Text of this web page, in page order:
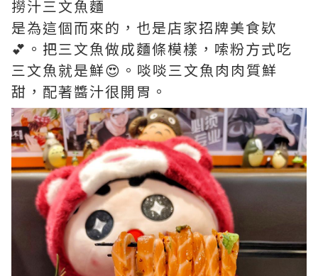
撈汁三文魚麵
是為這個而來的，也是店家招牌美食欵
💕。把三文魚做成麵條模樣，嗦粉方式吃
三文魚就是鮮😍。啖啖三文魚肉肉質鮮
甜，配著醬汁很開胃。